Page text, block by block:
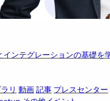
ンテグレーションの基礎を
リ 動画記事 プレスセンター